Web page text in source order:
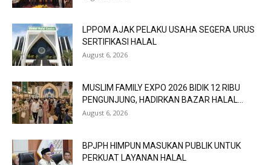
LPPOM AJAK PELAKU USAHA SEGERA URUS
SERTIFIKASI HALAL
August 6, 2026
MUSLIM FAMILY EXPO 2026 BIDIK 12 RIBU
PENGUNJUNG, HADIRKAN BAZAR HALAL...
August 6, 2026
BPJPH HIMPUN MASUKAN PUBLIK UNTUK
PERKUAT LAYANAN HALAL